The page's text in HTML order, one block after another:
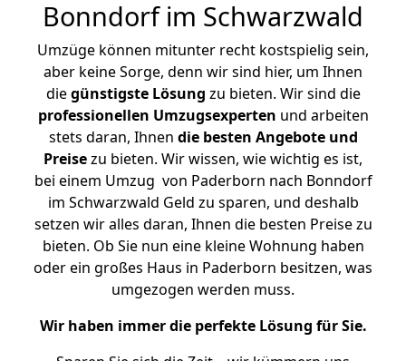
Bonndorf im Schwarzwald
Umzüge können mitunter recht kostspielig sein,
aber keine Sorge, denn wir sind hier, um Ihnen
diegünstigste Lösung zu bieten. Wir sind die
professionellen Umzugsexperten und arbeiten
stets daran, Ihnen die besten Angebote und
Preisezu bieten. Wir wissen, wie wichtig es ist,
bei einem Umzug von Paderborn nach Bonndorf
im Schwarzwald Geld zu sparen, und deshalb
setzen wir alles daran, Ihnen die besten Preise zu
bieten. Ob Sie nun eine kleine Wohnung haben
oder ein großes Haus in Paderborn besitzen, was
umgezogen werden muss.
Wir haben immer die perfekte Lösung für Sie.